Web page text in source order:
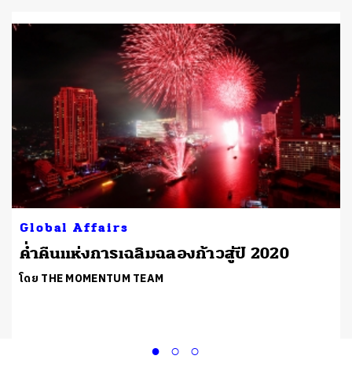
Global Affairs
ค่ำคืนแห่งการเฉลิมฉลองก้าวสู่ปี 2020
โดย THE MOMENTUM TEAM